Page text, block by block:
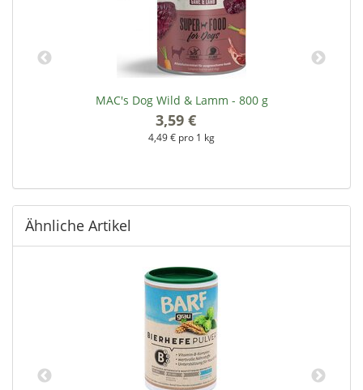
MAC's Dog Wild & Lamm - 800 g
3,59 €
4,49 € pro 1 kg
Ähnliche Artikel